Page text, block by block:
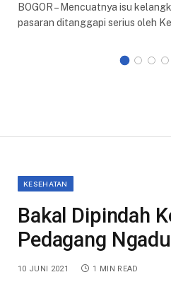
BOGOR – Mencuatnya isu
pasaran ditanggapi serius oleh
KESEHATAN
Bakal Dipindah
Pedagang
10 JUNI 2021 1 MIN READ